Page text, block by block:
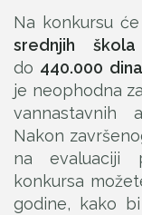
Na konkursu
srednjih škola
do 440.000
je neophodna
vannastavnih
Nakon
na evaluaciji
konkursa
godine, kako